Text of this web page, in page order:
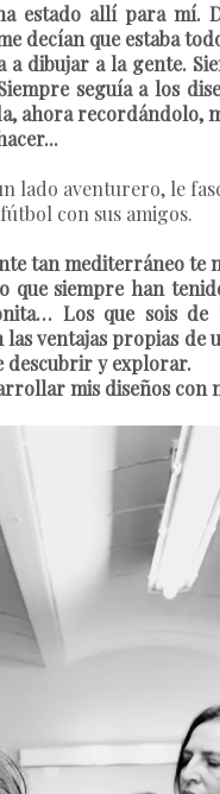
allí para mí.
decían que estaba
a dibujar a la gente.
seguía a los
ahora recordándolo,
lado aventurero, le
con sus amigos.
tan mediterráneo te
siempre han
Los que sois de
ventajas propias de
descubrir y explorar.
mis diseños con